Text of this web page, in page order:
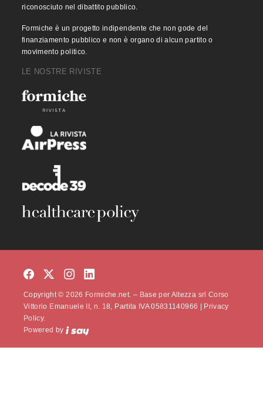
riconosciuto nel dibattito pubblico.
Formiche è un progetto indipendente che non gode del
finanziamento pubblico e non è organo di alcun partito o
movimento politico.
LE NOSTRE RIVISTE
Copyright © 2026 Formiche.net. – Base per Altezza srl Corso
Vittorio Emanuele II, n. 18, Partita IVA 05831140966 |
Privacy
Policy.
Powered by